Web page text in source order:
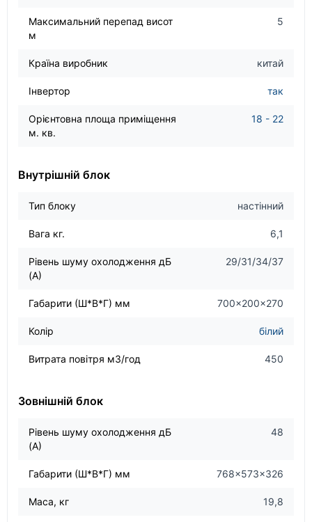
Максимальний перепад висот
м
5
Країна виробник китай
Інвертор так
Орієнтовна площа приміщення
м. кв.
18 - 22
Внутрішній блок
Тип блоку настінний
Вага кг. 6,1
Рівень шуму охолодження дБ
(А)
29/31/34/37
Габарити (Ш*В*Г) мм 700×200×270
Колір білий
Витрата повітря м3/год 450
Зовнішній блок
Рівень шуму охолодження дБ
(А)
48
Габарити (Ш*В*Г) мм 768×573×326
Маса, кг 19,8